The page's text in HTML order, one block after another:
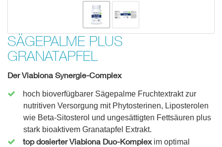
SÄGEPALME PLUS
GRANATAPFEL
Der Viabiona Synergie-Complex
hoch bioverfügbarer Sägepalme Fruchtextrakt zur
nutritiven Versorgung mit Phytosterinen, Liposterolen
wie Beta-Sitosterol und ungesättigten Fettsäuren plus
stark bioaktivem Granatapfel Extrakt.
top dosierter Viabiona Duo-Komplexim optimal